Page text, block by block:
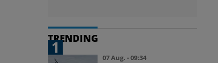
TRENDING
1
07 Aug. - 09:34